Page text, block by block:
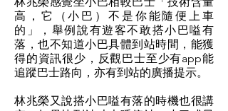
高，它（小巴）不是你能隨便上車
的」，舉例說有遊客不敢搭小巴嗌有
落，也不知道小巴具體到站時間，能獲
得的資訊很少，反觀巴士至少有app能
追蹤巴士路向，亦有到站的廣播提示。
林兆榮又說搭小巴嗌有落的時機也很講